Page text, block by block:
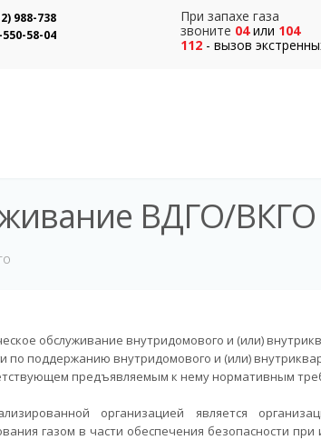
988-738
58-04
При запахе газа
звоните 04 или 104
112 - вызов
ВДГО/ВКГО
обслуживание внутридомового и (или)
по поддержанию внутридомового и (или)
предъявляемым к нему нормативным
организацией является
газом в части обеспечения безопасности